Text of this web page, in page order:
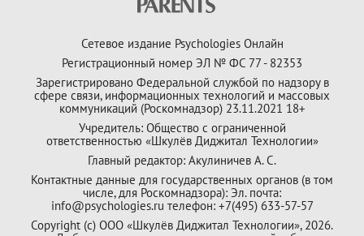
Сетевое издание Psychologies Онлайн
Регистрационный номер ЭЛ № ФС 77 - 82353
Зарегистрировано Федеральной службой по надзору в
сфере связи, информационных технологий и массовых
коммуникаций (Роскомнадзор) 23.11.2021 18+
Учредитель: Общество с ограниченной
ответственностью «Шкулёв Диджитал Технологии»
Главный редактор: Акулиничев А. С.
Контактные данные для государственных органов (в том
числе, для Роскомнадзора): Эл. почта:
info@psychologies.ru телефон: +7(495) 633-57-57
Copyright (с) ООО «Шкулёв Диджитал Технологии», 2026.